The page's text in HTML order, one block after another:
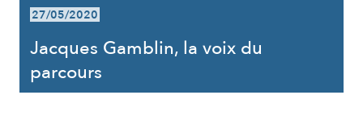
27/05/2020
Jacques Gamblin, la voix du
parcours